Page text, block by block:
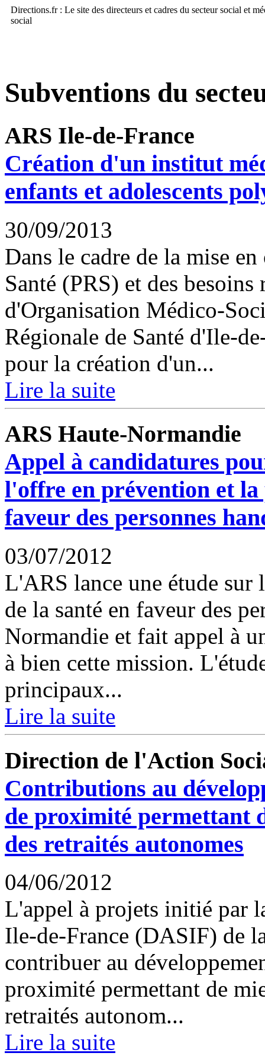
Directions.fr : Le site des directeurs et cadres du secteur social et
social
Subventions du
ARS Ile-de-France
Création d'un institut
enfants et adolescents
30/09/2013
Dans le cadre de la mise
Santé (PRS) et des
d'Organisation Médico-
Régionale de Santé d'Ile-
pour la création d'un...
Lire la suite
ARS Haute-Normandie
Appel à candidatures
l'offre en prévention et la
faveur des personnes
03/07/2012
L'ARS lance une étude
de la santé en faveur des
Normandie et fait appel à
à bien cette mission.
principaux...
Lire la suite
Direction de l'Action
Contributions au
de proximité permettant
des retraités autonomes
04/06/2012
L'appel à projets initié par
Ile-de-France (DASIF) de
contribuer au
proximité permettant de
retraités autonom...
Lire la suite